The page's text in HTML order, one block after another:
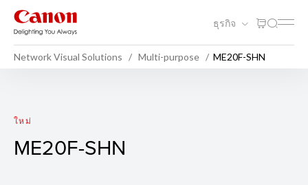
ธุรกิจ
Network Visual Solutions Multi-purpose ME20F-SHN
ME20F-SHN
ใหม่
ME20F-SHN